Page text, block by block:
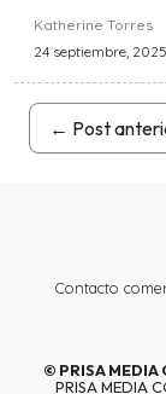
Katherine Torres
24 septiembre,
← Post
Contacto
© PRISA MEDIA
PRISA MEDIA